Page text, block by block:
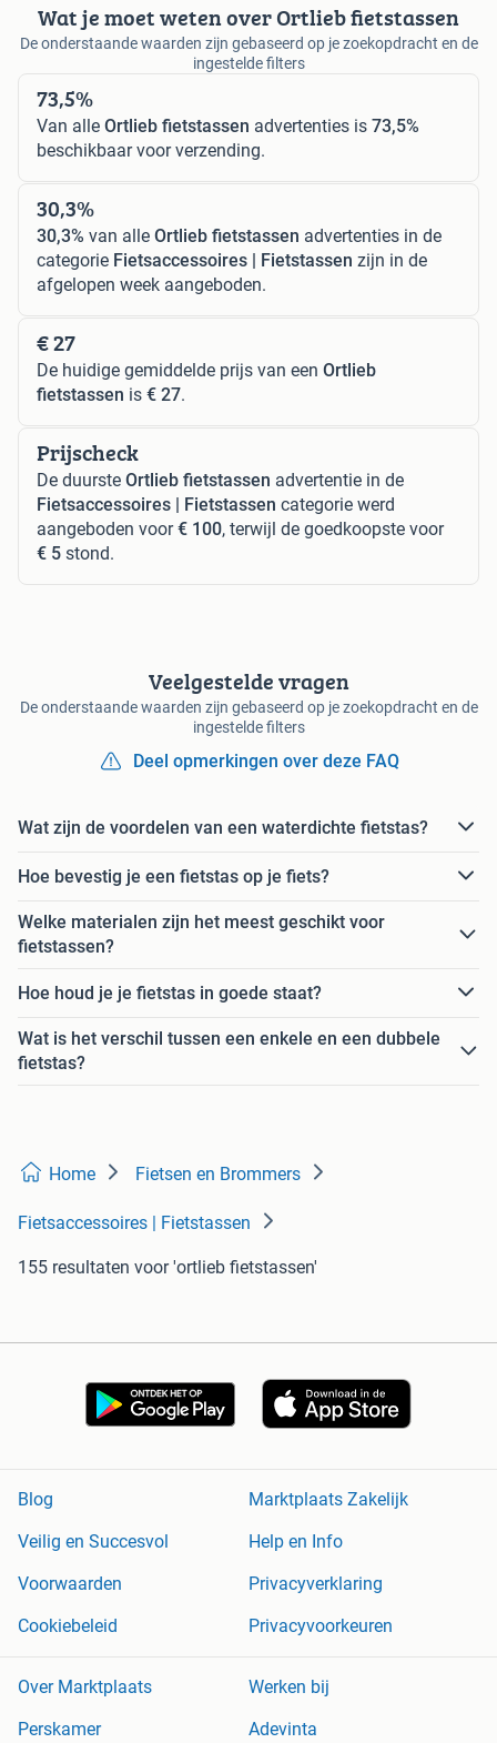
Wat je moet weten over Ortlieb fietstassen
De onderstaande waarden zijn gebaseerd op je zoekopdracht en de
ingestelde filters
73,5%
Van alle Ortlieb fietstassen advertenties is 73,5%
beschikbaar voor verzending.
30,3%
30,3% van alle Ortlieb fietstassen advertenties in de
categorie Fietsaccessoires | Fietstassen zijn in de
afgelopen week aangeboden.
€ 27
De huidige gemiddelde prijs van een Ortlieb
fietstassen is € 27.
Prijscheck
De duurste Ortlieb fietstassen advertentie in de
Fietsaccessoires | Fietstassen categorie werd
aangeboden voor€ 100, terwijl de goedkoopste voor
€ 5 stond.
Veelgestelde vragen
De onderstaande waarden zijn gebaseerd op je zoekopdracht en de
ingestelde filters
Deel opmerkingen over deze FAQ
Wat zijn de voordelen van een waterdichte fietstas?
Hoe bevestig je een fietstas op je fiets?
Welke materialen zijn het meest geschikt voor
fietstassen?
Hoe houd je je fietstas in goede staat?
Wat is het verschil tussen een enkele en een dubbele
fietstas?
Home Fietsen en Brommers
Fietsaccessoires | Fietstassen
155 resultaten voor 'ortlieb fietstassen'
Blog
Marktplaats Zakelijk
Veilig en Succesvol
Help en Info
Voorwaarden
Privacyverklaring
Cookiebeleid
Privacyvoorkeuren
Over Marktplaats
Werken bij
Perskamer
Adevinta